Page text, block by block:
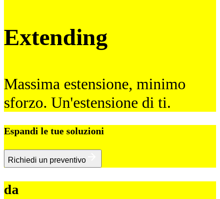
Extending
Massima estensione, minimo
sforzo. Un'estensione di ti.
Espandi le tue soluzioni
Richiedi un preventivo
da